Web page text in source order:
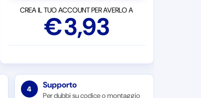
CREA IL TUO ACCOUNT PER AVERLO A
€3,93
4 Supporto
Per dubbi su codice o montaggio